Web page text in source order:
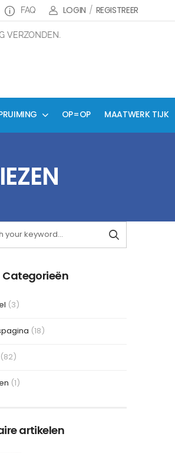
FAQ LOGIN / REGISTREER
OP=OP MAATWERK TIJK
Categorieën
(3)
(18)
(82)
(1)
artikelen